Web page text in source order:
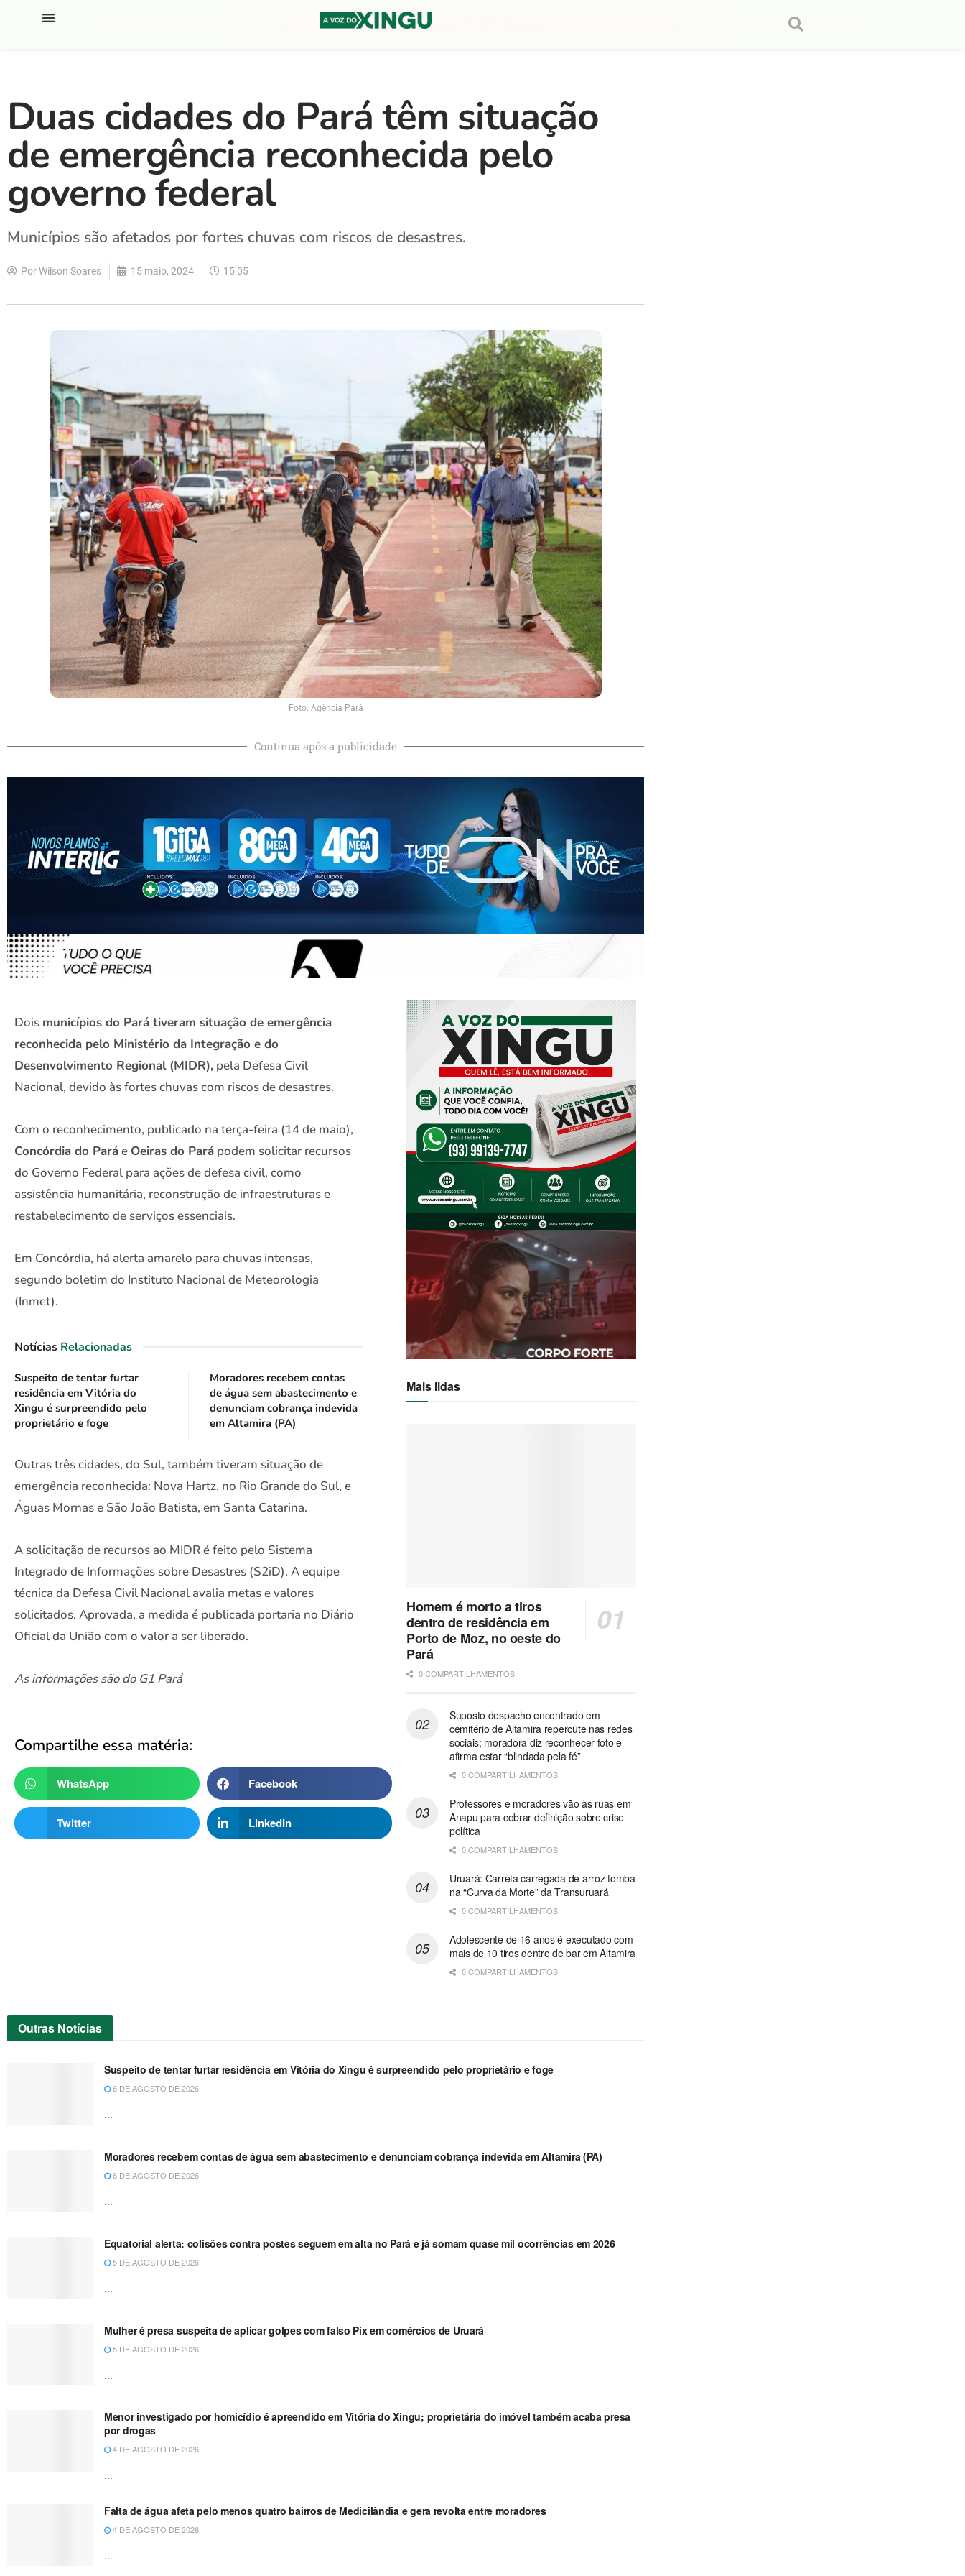
Duas cidades do Pará têm situação
de emergência reconhecida pelo
governo federal
Municípios são afetados por fortes chuvas com riscos de desastres.
PorWilson Soares 15 maio, 2024 15:05
Foto: Agência Pará
Continua após a publicidade
Dois municípios do Pará tiveram situação de emergência
reconhecida pelo Ministério da Integração e do
Desenvolvimento Regional (MIDR), pela Defesa Civil
Nacional, devido às fortes chuvas com riscos de desastres.
Com o reconhecimento, publicado na terça-feira (14 de maio),
Concórdia do Paráe Oeiras do Pará podem solicitar recursos
do Governo Federal para ações de defesa civil, como
assistência humanitária, reconstrução de infraestruturas e
restabelecimento de serviços essenciais.
Em Concórdia, há alerta amarelo para chuvas intensas,
segundo boletim do Instituto Nacional de Meteorologia
(Inmet).
Notícias Relacionadas
Suspeito de tentar furtar
residência em Vitória do
Xingu é surpreendido pelo
proprietário e foge
Moradores recebem contas
de água sem abastecimento e
denunciam cobrança indevida
em Altamira (PA)
Outras três cidades, do Sul, também tiveram situação de
emergência reconhecida: Nova Hartz, no Rio Grande do Sul, e
Águas Mornas e São João Batista, em Santa Catarina.
A solicitação de recursos ao MIDR é feito pelo Sistema
Integrado de Informações sobre Desastres (S2iD). A equipe
técnica da Defesa Civil Nacional avalia metas e valores
solicitados. Aprovada, a medida é publicada portaria no Diário
Oficial da União com o valor a ser liberado.
As informações são do G1 Pará
Compartilhe essa matéria:
WhatsApp Facebook
Twitter LinkedIn
Mais lidas
Homem é morto a tiros
dentro de residência em
Porto de Moz, no oeste do
Pará
0 COMPARTILHAMENTOS
Suposto despacho encontrado em
cemitério de Altamira repercute nas redes
sociais; moradora diz reconhecer foto e
afirma estar “blindada pela fé”
0 COMPARTILHAMENTOS
Professores e moradores vão às ruas em
Anapu para cobrar definição sobre crise
política
0 COMPARTILHAMENTOS
Uruará: Carreta carregada de arroz tomba
na “Curva da Morte” da Transuruará
0 COMPARTILHAMENTOS
Adolescente de 16 anos é executado com
mais de 10 tiros dentro de bar em Altamira
0 COMPARTILHAMENTOS
Outras Notícias
Suspeito de tentar furtar residência em Vitória do Xingu é surpreendido pelo proprietário e foge
6 DE AGOSTO DE 2026
...
Moradores recebem contas de água sem abastecimento e denunciam cobrança indevida em Altamira (PA)
6 DE AGOSTO DE 2026
...
Equatorial alerta: colisões contra postes seguem em alta no Pará e já somam quase mil ocorrências em 2026
5 DE AGOSTO DE 2026
...
Mulher é presa suspeita de aplicar golpes com falso Pix em comércios de Uruará
5 DE AGOSTO DE 2026
...
Menor investigado por homicídio é apreendido em Vitória do Xingu; proprietária do imóvel também acaba presa
por drogas
4 DE AGOSTO DE 2026
...
Falta de água afeta pelo menos quatro bairros de Medicilândia e gera revolta entre moradores
4 DE AGOSTO DE 2026
...